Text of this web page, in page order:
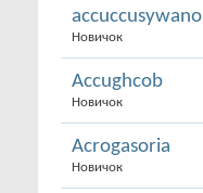
accuccusywano
Новичок
Accughcob
Новичок
Acrogasoria
Новичок